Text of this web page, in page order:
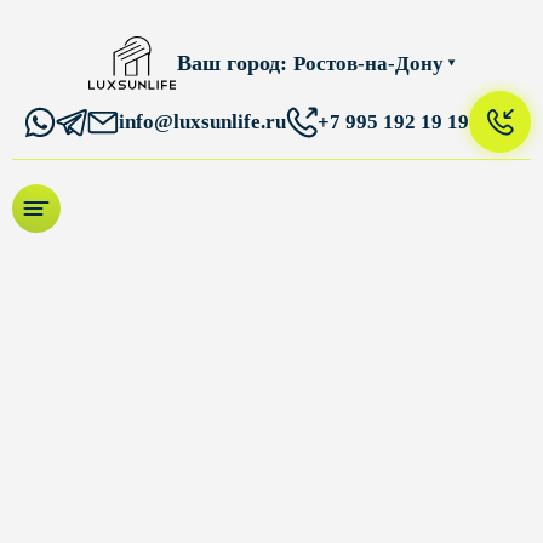
Ваш город: Ростов-на-Дону
info@luxsunlife.ru +7 995 192 19 19